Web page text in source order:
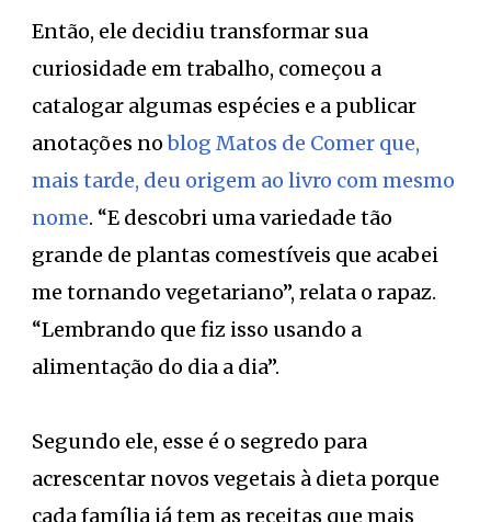
Então, ele decidiu transformar sua
curiosidade em trabalho, começou a
catalogar algumas espécies e a publicar
anotações noblog Matos de Comer que,
mais tarde, deu origem ao livro com mesmo
nome. “E descobri uma variedade tão
grande de plantas comestíveis que acabei
me tornando vegetariano”, relata o rapaz.
“Lembrando que fiz isso usando a
alimentação do dia a dia”.
Segundo ele, esse é o segredo para
acrescentar novos vegetais à dieta porque
cada família já tem as receitas que mais